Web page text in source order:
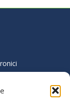
e